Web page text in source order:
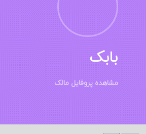
بابک
مشاهده پروفایل مالک